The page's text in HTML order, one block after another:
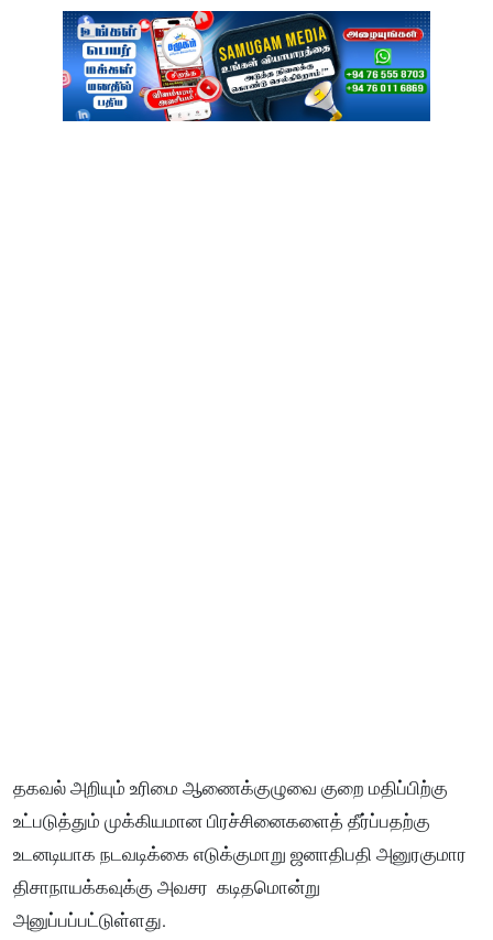
தகவல் அறியும் உரிமை ஆணைக்குழுவை குறை மதிப்பிற்கு
உட்படுத்தும் முக்கியமான பிரச்சினைகளைத் தீர்ப்பதற்கு
உடனடியாக நடவடிக்கை எடுக்குமாறு ஜனாதிபதி அனுரகுமார
திசாநாயக்கவுக்கு அவசர கடிதமொன்று
அனுப்பப்பட்டுள்ளது.